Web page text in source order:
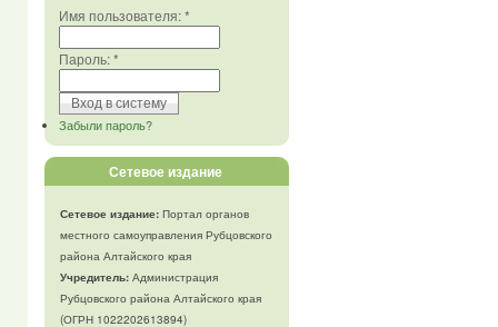
Имя пользователя:*
Пароль:*
Забыли пароль?
Сетевое издание
Сетевое издание:Портал органов
местного самоуправления Рубцовского
района Алтайского края
Учредитель:Администрация
Рубцовского района Алтайского края
(ОГРН 1022202613894)